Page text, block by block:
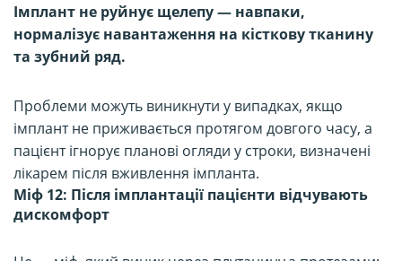
Імплант не руйнує щелепу — навпаки,
нормалізує навантаження на кісткову тканину
та зубний ряд.
Проблеми можуть виникнути у випадках, якщо
імплант не приживається протягом довгого часу, а
пацієнт ігнорує планові огляди у строки, визначені
лікарем після вживлення імпланта.
Міф 12: Після імплантації пацієнти відчувають
дискомфорт